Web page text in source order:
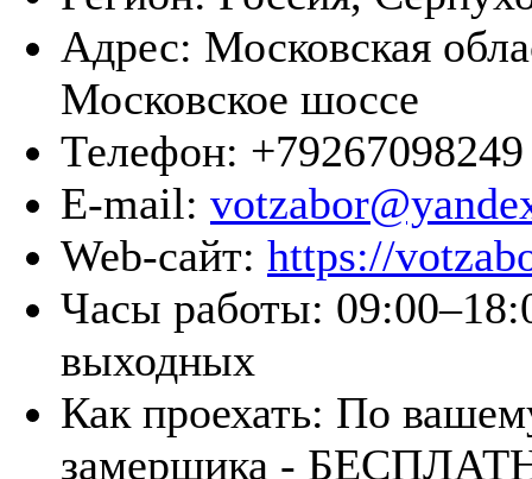
Адрес: Московская
Московское шоссе
Телефон: +79267098249
E-mail:
Web-сайт: https://
Часы работы:
выходных
Как проехать: По
замерщика -